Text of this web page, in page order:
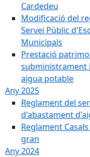
Cardedeu
Modificació del
Servei Públic
Municipals
Prestació
subministrament
aigua potable
Any 2025
Reglament del
d'abastament
Reglament
gran
Any 2024